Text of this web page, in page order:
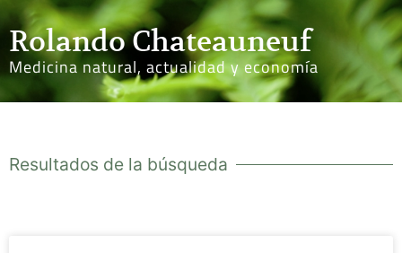
Rolando Chateauneuf
Medicina natural, actualidad y economía
Resultados de la búsqueda